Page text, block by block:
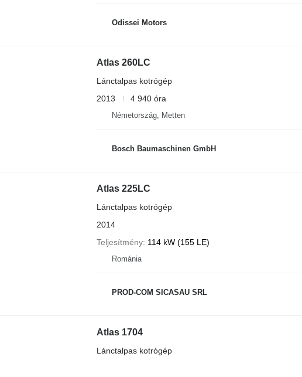
Odissei Motors
Atlas 260LC
Lánctalpas kotrógép
2013
4 940 óra
Németország, Metten
Bosch Baumaschinen GmbH
Atlas 225LC
Lánctalpas kotrógép
2014
Teljesítmény 114 kW (155 LE)
Románia
PROD-COM SICASAU SRL
Atlas 1704
Lánctalpas kotrógép